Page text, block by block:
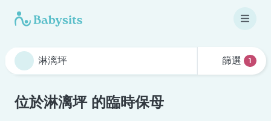
篩選 1
位於淋漓坪 的臨時保母